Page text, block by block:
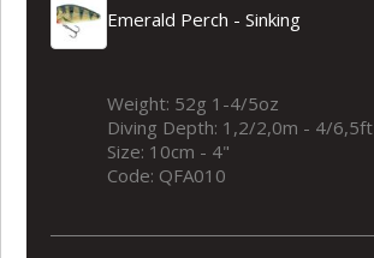
Emerald Perch - Sinking
Weight: 52g 1-4/5oz
Diving Depth: 1,2/2,0m - 4/6,5ft
Size: 10cm - 4"
Code: QFA010